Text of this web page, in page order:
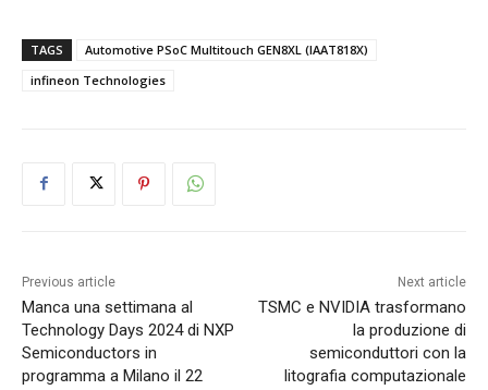
TAGS
Automotive PSoC Multitouch GEN8XL (IAAT818X)
infineon Technologies
Previous article
Manca una settimana al
Technology Days 2024 di NXP
Semiconductors in
programma a Milano il 22
Next article
TSMC e NVIDIA trasformano
la produzione di
semiconduttori con la
litografia computazionale